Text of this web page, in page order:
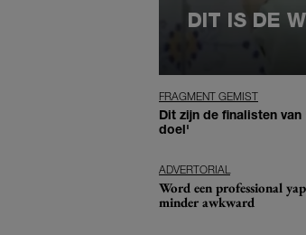
DIT IS DE
FRAGMENT GEMIST
Dit zijn de finalisten
doel'
ADVERTORIAL
Word een professional
minder awkward